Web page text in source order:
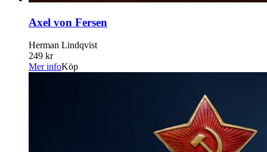
Axel von Fersen
Herman Lindqvist
249 kr
Mer infoKöp